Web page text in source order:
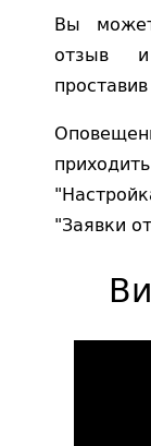
Вы
отзыв
"Заявки